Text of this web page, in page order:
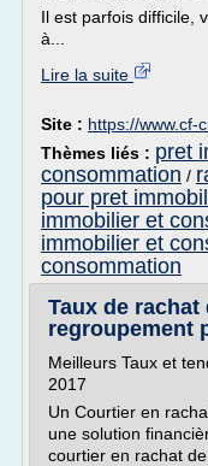
Il est parfois difficile,
à...
Lire la suite
Site : https://www.cf-
Thèmes liés : pret
consommation /
pour pret
immobilier et
immobilier et
consommation
Taux de rachat
regroupement
Meilleurs Taux et
2017
Un Courtier en
une solution
courtier en rachat